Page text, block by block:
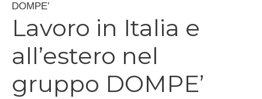
DOMPE’
Lavoro in Italia e
all’estero nel
gruppo DOMPE’